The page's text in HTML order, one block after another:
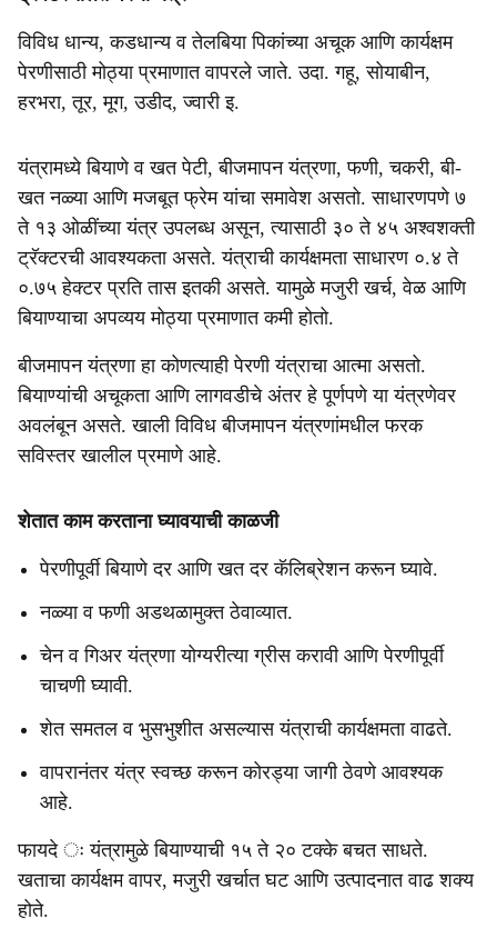
विविध धान्य, कडधान्य व तेलबिया पिकांच्या अचूक आणि कार्यक्षम
पेरणीसाठी मोठ्या प्रमाणात वापरले जाते. उदा. गहू, सोयाबीन,
हरभरा, तूर, मूग, उडीद, ज्वारी इ.
यंत्रामध्ये बियाणे व खत पेटी, बीजमापन यंत्रणा, फणी, चकरी, बी-
खत नळ्या आणि मजबूत फ्रेम यांचा समावेश असतो. साधारणपणे ७
ते १३ ओळींच्या यंत्र उपलब्ध असून, त्यासाठी ३० ते ४५ अश्वशक्ती
ट्रॅक्टरची आवश्यकता असते. यंत्राची कार्यक्षमता साधारण ०.४ ते
०.७५ हेक्टर प्रति तास इतकी असते. यामुळे मजुरी खर्च, वेळ आणि
बियाण्याचा अपव्यय मोठ्या प्रमाणात कमी होतो.
बीजमापन यंत्रणा हा कोणत्याही पेरणी यंत्राचा आत्मा असतो.
बियाण्यांची अचूकता आणि लागवडीचे अंतर हे पूर्णपणे या यंत्रणेवर
अवलंबून असते. खाली विविध बीजमापन यंत्रणांमधील फरक
सविस्तर खालील प्रमाणे आहे.
शेतात काम करताना घ्यावयाची काळजी
पेरणीपूर्वी बियाणे दर आणि खत दर कॅलिब्रेशन करून घ्यावे.
नळ्या व फणी अडथळामुक्त ठेवाव्यात.
चेन व गिअर यंत्रणा योग्यरीत्या ग्रीस करावी आणि पेरणीपूर्वी
चाचणी घ्यावी.
शेत समतल व भुसभुशीत असल्यास यंत्राची कार्यक्षमता वाढते.
वापरानंतर यंत्र स्वच्छ करून कोरड्या जागी ठेवणे आवश्यक
आहे.
फायदे ः यंत्रामुळे बियाण्याची १५ ते २० टक्के बचत साधते.
खताचा कार्यक्षम वापर, मजुरी खर्चात घट आणि उत्पादनात वाढ शक्य
होते.